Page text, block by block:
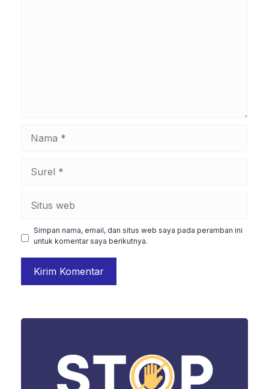
Simpan nama, email, dan situs web saya pada peramban ini
untuk komentar saya berikutnya.